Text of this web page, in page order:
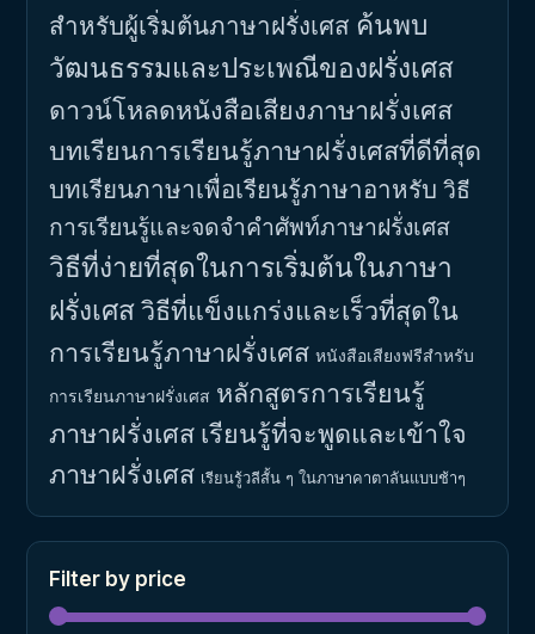
สำหรับผู้เริ่มต้นภาษาฝรั่งเศส ค้นพบ
วัฒนธรรมและประเพณีของฝรั่งเศส
ดาวน์โหลดหนังสือเสียงภาษาฝรั่งเศส
บทเรียนการเรียนรู้ภาษาฝรั่งเศสที่ดีที่สุด
บทเรียนภาษาเพื่อเรียนรู้ภาษาอาหรับ วิธี
การเรียนรู้และจดจำคำศัพท์ภาษาฝรั่งเศส
วิธีที่ง่ายที่สุดในการเริ่มต้นในภาษา
ฝรั่งเศสวิธีที่แข็งแกร่งและเร็วที่สุดใน
การเรียนรู้ภาษาฝรั่งเศส หนังสือเสียงฟรีสำหรับ
การเรียนภาษาฝรั่งเศส หลักสูตรการเรียนรู้
ภาษาฝรั่งเศส เรียนรู้ที่จะพูดและเข้าใจ
ภาษาฝรั่งเศส เรียนรู้วลีสั้น ๆ ในภาษาคาตาลันแบบช้าๆ
Filter by price